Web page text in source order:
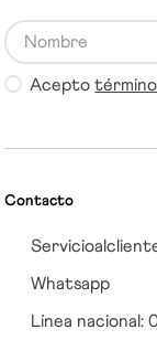
Acepto
Contacto
Whatsapp
Línea nacional: